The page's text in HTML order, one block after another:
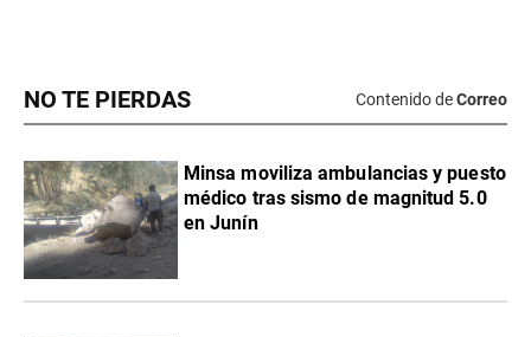
NO TE PIERDAS Contenido deCorreo
Minsa moviliza ambulancias y puesto
médico tras sismo de magnitud 5.0
en Junín